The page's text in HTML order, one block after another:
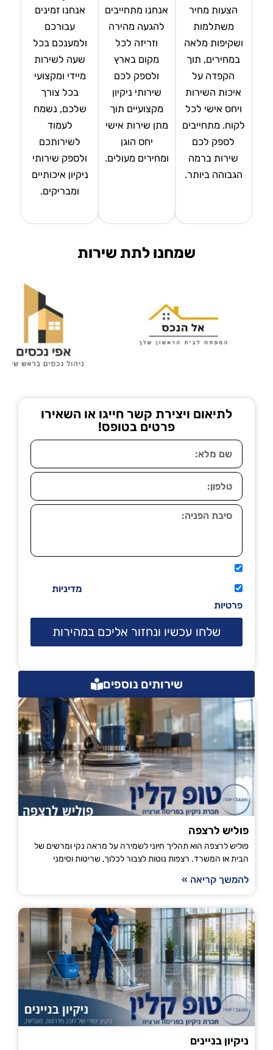
הצעות מחיר
משתלמות
ושקיפות מלאה
במחירים, תוך
הקפדה על
איכות השירות
ויחס אישי לכל
לקוח. מתחייבים
לספק לכם
שירות ברמה
הגבוהה ביותר.
אנחנו מתחייבים
להגעה מהירה
וזריזה לכל
מקום בארץ
ולספק לכם
שירותי ניקיון
מקצועיים תוך
מתן שירות אישי
יחס הוגן
ומחירים מעולים.
אנחנו זמינים
עבורכם
ולמענכם בכל
שעה לשירות
מיידי ומקצועי
בכל צורך
שלכם, נשמח
לעמוד
לשירותכם
ולספק שירותי
ניקיון איכותיים
ומבריקים.
שמחנו לתת שירות
לתיאום ויצירת קשר חייגו או השאירו
פרטים בטופס!
מדיניות
פרטיות
שלחו עכשיו ונחזור אליכם במהירות
שירותים נוספים
פוליש לרצפה
פוליש לרצפה הוא תהליך חיוני לשמירה על מראה נקי ומרשים של
הבית או המשרד. רצפות נוטות לצבור לכלוך, שריטות וסימני
להמשך קריאה »
ניקיון בניינים